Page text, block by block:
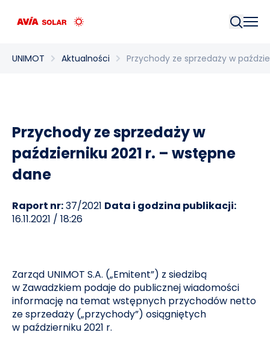
UNIMOT Aktualności Przychody ze sprzedaży w
Przychody ze sprzedaży w
październiku 2021 r. – wstępne
dane
Raport nr:37/2021 Data i godzina publikacji:
16.11.2021 / 18:26
Zarząd UNIMOT S.A. („Emitent”) z siedzibą
w Zawadzkiem podaje do publicznej wiadomości
informację na temat wstępnych przychodów netto
ze sprzedaży („przychody”) osiągniętych
w październiku 2021 r.